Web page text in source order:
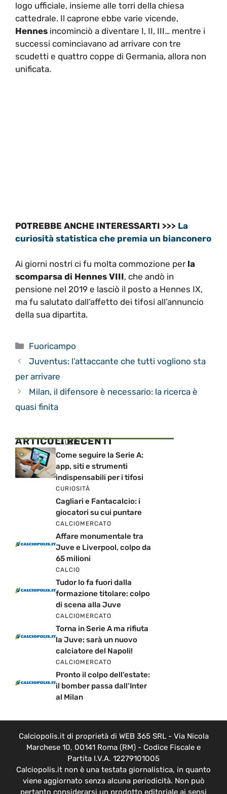
logo ufficiale, insieme alle torri della chiesa
cattedrale. Il caprone ebbe varie vicende,
Hennes incominciò a diventare I, II, III… mentre i
successi cominciavano ad arrivare con tre
scudetti e quattro coppe di Germania, allora non
unificata.
POTREBBE ANCHE INTERESSARTI >>> La
curiosità statistica che premia un bianconero
Ai giorni nostri ci fu molta commozione per la
scomparsa di Hennes VIII, che andò in
pensione nel 2019 e lasciò il posto a Hennes IX,
ma fu salutato dall’affetto dei tifosi all’annuncio
della sua dipartita.
Categorie
Fuoricampo
Juventus: l’attaccante che tutti vogliono sta
per arrivare
Milan, il difensore è necessario: la ricerca è
quasi finita
ARTICOLI RECENTI
CALCIO
Come seguire la Serie A:
app, siti e strumenti
indispensabili per i tifosi
CURIOSITÀ
Cagliari e Fantacalcio: i
giocatori su cui puntare
CALCIOMERCATO
Affare monumentale tra
Juve e Liverpool, colpo da
65 milioni
CALCIO
Tudor lo fa fuori dalla
formazione titolare: colpo
di scena alla Juve
CALCIOMERCATO
Torna in Serie A ma rifiuta
la Juve: sarà un nuovo
calciatore del Napoli!
CALCIOMERCATO
Pronto il colpo dell’estate:
il bomber passa dall’Inter
al Milan
Calciopolis.it di proprietà di WEB 365 SRL - Via Nicola
Marchese 10, 00141 Roma (RM) - Codice Fiscale e
Partita I.V.A. 12279101005
Calciopolis.it non è una testata giornalistica, in quanto
viene aggiornato senza alcuna periodicità. Non può
pertanto considerarsi un prodotto editoriale ai sensi